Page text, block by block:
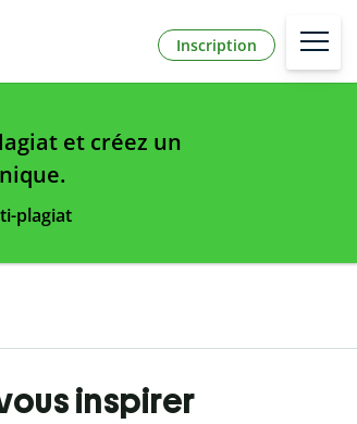
Inscription
et créez un
plagiat
inspirer